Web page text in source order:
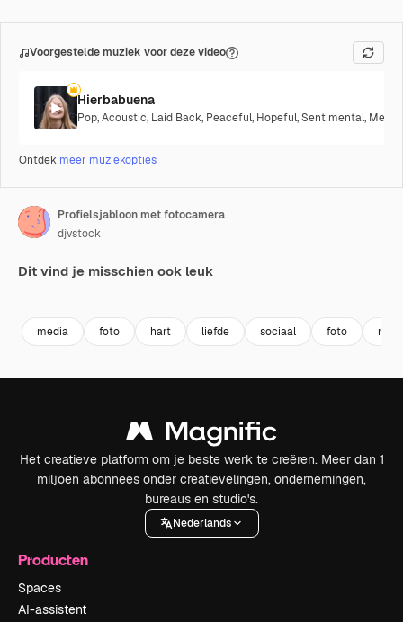
Voorgestelde muziek voor deze video
Hierbabuena
Pop,Acoustic, Laid Back, Peaceful, Hopeful,Sentimental,
Ontdek meer muziekopties
Profielsjabloon met fotocamera
djvstock
Dit vind je misschien ook leuk
media foto hart liefde sociaal foto
Het creatieve platform om je beste werk te creëren. Meer dan 1
miljoen abonnees onder creatievelingen, ondernemingen,
bureaus en studio's.
Nederlands
Producten
Spaces
AI-assistent